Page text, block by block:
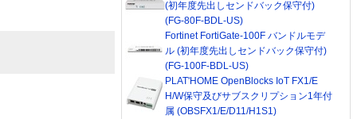
(初年度先出しセンドバック保守付)
(FG-80F-BDL-US)
Fortinet FortiGate-100F バンドルモデ
ル (初年度先出しセンドバック保守付)
(FG-100F-BDL-US)
PLAT'HOME OpenBlocks IoT FX1/E
H/W保守及びサブスクリプション1年付
属 (OBSFX1/E/D11/H1S1)